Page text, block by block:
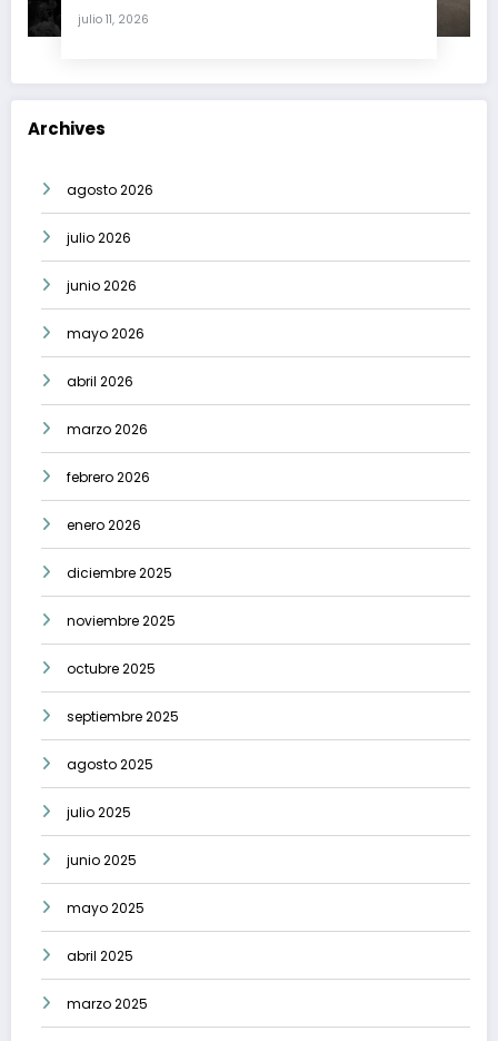
julio 11, 2026
Archives
agosto 2026
julio 2026
junio 2026
mayo 2026
abril 2026
marzo 2026
febrero 2026
enero 2026
diciembre 2025
noviembre 2025
octubre 2025
septiembre 2025
agosto 2025
julio 2025
junio 2025
mayo 2025
abril 2025
marzo 2025